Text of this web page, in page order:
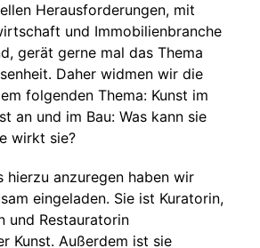
Herausforderungen, mit
und Immobilienbranche
gerät gerne mal das Thema
Daher widmen wir die
folgenden Thema: Kunst im
an und im Bau: Was kann sie
wirkt sie?
hierzu anzuregen haben wir
eingeladen. Sie ist Kuratorin,
und Restauratorin
Kunst. Außerdem ist sie